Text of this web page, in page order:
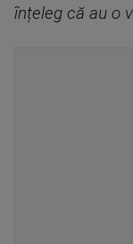
înțeleg că au o